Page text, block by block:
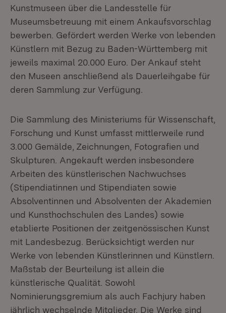
Kunstmuseen über die Landesstelle für
Museumsbetreuung mit einem Ankaufsvorschlag
bewerben. Gefördert werden Werke von lebenden
Künstlern mit Bezug zu Baden-Württemberg mit
jeweils maximal 20.000 Euro. Der Ankauf steht
den Museen anschließend als Dauerleihgabe für
deren Sammlung zur Verfügung.
Die Sammlung des Ministeriums für Wissenschaft,
Forschung und Kunst umfasst mittlerweile rund
3.000 Gemälde, Zeichnungen, Fotografien und
Skulpturen. Angekauft werden insbesondere
Arbeiten des künstlerischen Nachwuchses
(Stipendiatinnen und Stipendiaten sowie
Absolventinnen und Absolventen der Akademien
und Kunsthochschulen des Landes) sowie
etablierte Positionen der zeitgenössischen Kunst
mit Landesbezug. Berücksichtigt werden nur
Werke von lebenden Künstlerinnen und Künstlern.
Maßstab der Beurteilung ist allein die
künstlerische Qualität. Sowohl
Nominierungsgremium als auch Fachjury haben
jährlich wechselnde Mitglieder. Die Werke sind